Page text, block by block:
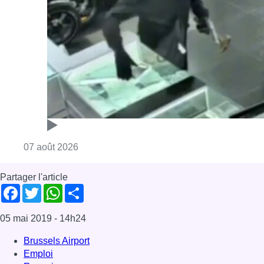
07 août 2026
Partager l'article
Facebook
TwitterWhatsApp
05 mai 2019 - 14h24
Brussels Airport
Emploi